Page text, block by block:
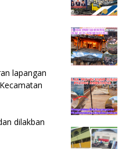
lapangan
dilakban